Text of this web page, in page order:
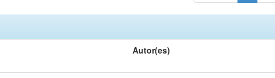
Autor(es)